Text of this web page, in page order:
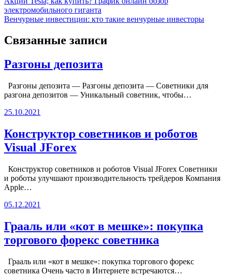
по
электромобильного гиганта
Венчурные инвестиции: кто такие венчурные инвесторы
Связанные записи
Разгоны депозита
Разгоны депозита — Разгоны депозита — Советники для
разгона депозитов — Уникальный советник, чтобы…
25.10.2021
Конструктор советников и роботов
Visual JForex
Конструктор советников и роботов Visual JForex Советники
и роботы улучшают производительность трейдеров Компания
Apple…
05.12.2021
Грааль или «кот в мешке»: покупка
торгового форекс советника
Грааль или «кот в мешке»: покупка торгового форекс
советника Очень часто в Интернете встречаются…